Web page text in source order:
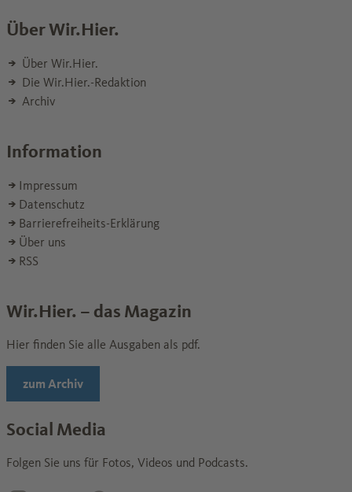
Über Wir.Hier.
Über Wir.Hier.
Die Wir.Hier.-Redaktion
Archiv
Information
Impressum
Datenschutz
Barrierefreiheits-Erklärung
Über uns
RSS
Wir.Hier. – das Magazin
Hier finden Sie alle Ausgaben als pdf.
Wechseln zur Seite
zum Archiv
Social Media
Folgen Sie uns für Fotos, Videos und Podcasts.